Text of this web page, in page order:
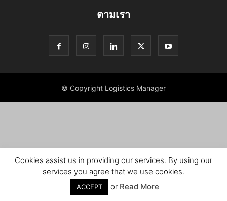
ตามเรา
© Copyright Logistics Manager
Cookies assist us in providing our services. By using our
services you agree that we use cookies.
ACCEPT or Read More